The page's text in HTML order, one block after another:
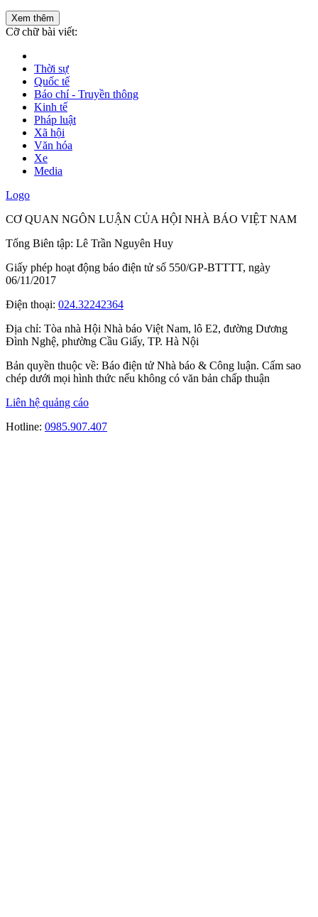
Xem thêm
Cỡ chữ bài viết:
Thời sự
Quốc tế
Báo chí - Truyền thông
Kinh tế
Pháp luật
Xã hội
Văn hóa
Xe
Media
Logo
CƠ QUAN NGÔN LUẬN CỦA HỘI NHÀ BÁO VIỆT NAM
Tổng Biên tập: Lê Trần Nguyên Huy
Giấy phép hoạt động báo điện tử số 550/GP-BTTTT, ngày
06/11/2017
Điện thoại: 024.32242364
Địa chỉ: Tòa nhà Hội Nhà báo Việt Nam, lô E2, đường Dương
Đình Nghệ, phường Cầu Giấy, TP. Hà Nội
Bản quyền thuộc về: Báo điện tử Nhà báo & Công luận. Cấm sao
chép dưới mọi hình thức nếu không có văn bản chấp thuận
Liên hệ quảng cáo
Hotline: 0985.907.407